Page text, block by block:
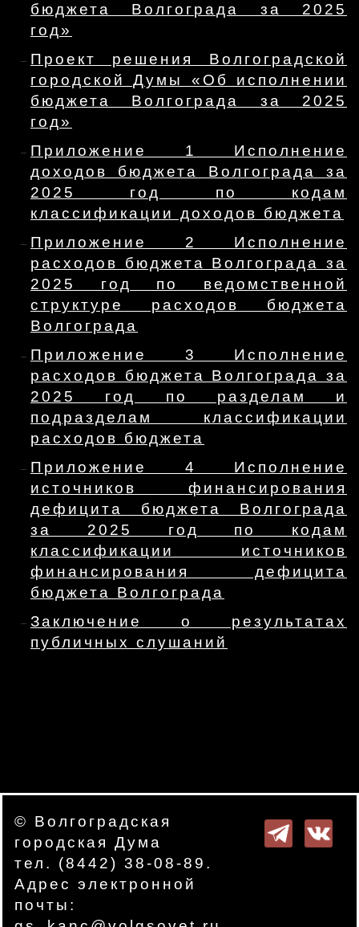
бюджета Волгограда за 2025
год»
Проект решения Волгоградской
городской Думы «Об исполнении
бюджета Волгограда за 2025
год»
Приложение 1 Исполнение
доходов бюджета Волгограда за
2025 год по кодам
классификации доходов бюджета
Приложение 2 Исполнение
расходов бюджета Волгограда за
2025 год по ведомственной
структуре расходов бюджета
Волгограда
Приложение 3 Исполнение
расходов бюджета Волгограда за
2025 год по разделам и
подразделам классификации
расходов бюджета
Приложение 4 Исполнение
источников финансирования
дефицита бюджета Волгограда
за 2025 год по кодам
классификации источников
финансирования дефицита
бюджета Волгограда
Заключение о результатах
публичных слушаний
© Волгоградская
городская Дума
тел. (8442) 38-08-89.
Адрес электронной
почты: